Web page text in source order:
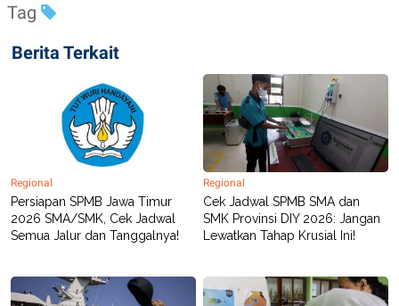
Tag
Berita Terkait
Regional
Persiapan SPMB Jawa Timur
2026 SMA/SMK, Cek Jadwal
Semua Jalur dan Tanggalnya!
Regional
Cek Jadwal SPMB SMA dan
SMK Provinsi DIY 2026: Jangan
Lewatkan Tahap Krusial Ini!